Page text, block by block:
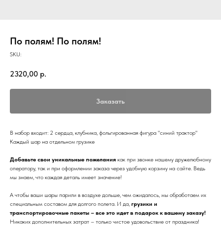
По полям! По полям!
SKU:
2320,00 р.
Заказать
В набор входит: 2 сердца, клубника, фольгированная фигура "синий трактор"
Каждый шар на отдельном грузике
Добавьте свои уникальные пожелания как при звонке нашему дружелюбному
оператору, так и при оформлении заказа через удобную корзину на сайте. Ведь
мы знаем, что каждая деталь имеет значение!
А чтобы ваши шары парили в воздухе дольше, чем ожидалось, мы обработаем их
специальным составом для долгого полета. И да, грузики и
транспортировочные пакеты – все это идет в подарок к вашему заказу!
Никаких дополнительных затрат – только чистое удовольствие от праздника!